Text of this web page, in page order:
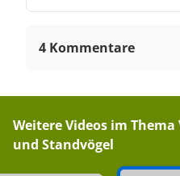
Auffällig ist ihr leuchten
sogenannte Schleppe
Schwanz überdecken.
Kraniche noch
Nähe der rastendenen
grauer Vogel. Ein
4 Kommentare
Weitere Videos im Thema
und Standvögel